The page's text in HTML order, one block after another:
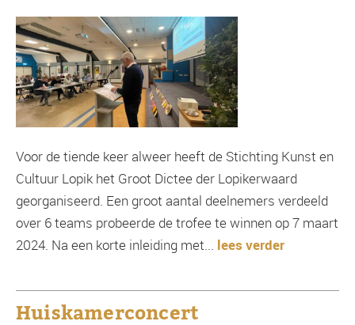
Voor de tiende keer alweer heeft de Stichting Kunst en
Cultuur Lopik het Groot Dictee der Lopikerwaard
georganiseerd. Een groot aantal deelnemers verdeeld
over 6 teams probeerde de trofee te winnen op 7 maart
2024. Na een korte inleiding met... lees verder
Huiskamerconcert